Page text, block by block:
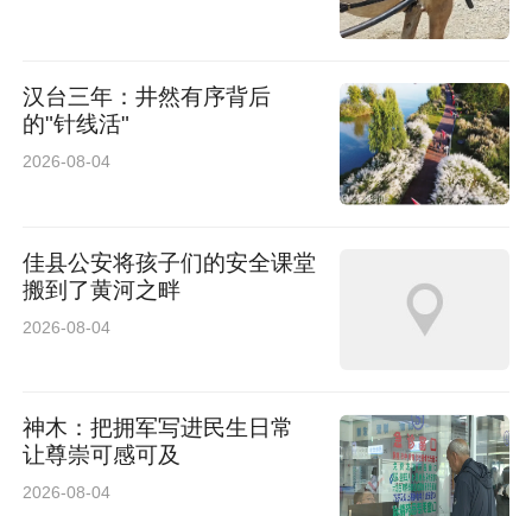
汉台三年：井然有序背后
的"针线活"
2026-08-04
佳县公安将孩子们的安全课堂
搬到了黄河之畔
2026-08-04
神木：把拥军写进民生日常
让尊崇可感可及
2026-08-04